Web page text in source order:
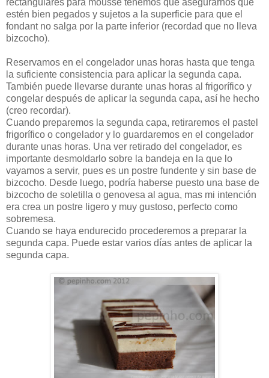
rectangulares para mousse tenemos que asegurarnos que
estén bien pegados y sujetos a la superficie para que el
fondant no salga por la parte inferior (recordad que no lleva
bizcocho).
Reservamos en el congelador unas horas hasta que tenga
la suficiente consistencia para aplicar la segunda capa.
También puede llevarse durante unas horas al frigorífico y
congelar después de aplicar la segunda capa, así he hecho
(creo recordar).
Cuando preparemos la segunda capa, retiraremos el pastel
frigorífico o congelador y lo guardaremos en el congelador
durante unas horas. Una ver retirado del congelador, es
importante desmoldarlo sobre la bandeja en la que lo
vayamos a servir, pues es un postre fundente y sin base de
bizcocho. Desde luego, podría haberse puesto una base de
bizcocho de soletilla o genovesa al agua, mas mi intención
era crea un postre ligero y muy gustoso, perfecto como
sobremesa.
Cuando se haya endurecido procederemos a preparar la
segunda capa. Puede estar varios días antes de aplicar la
segunda capa.